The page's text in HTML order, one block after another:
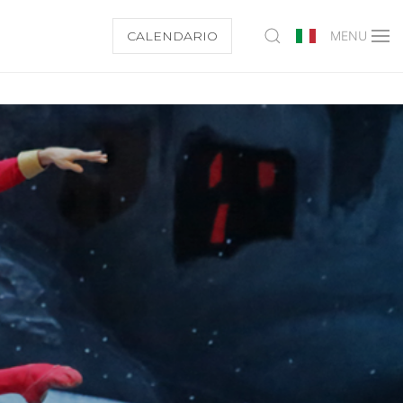
CALENDARIO MENU